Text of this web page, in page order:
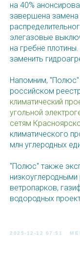
на 40%
завершена
элегазовые
на гребне
заменить
Напомним, "Полюс"
российском
климатический
угольной
сетям
климатического
млн углеродных
"Полюс" также
ветропарков,
водородных
2025-12-12 07:51